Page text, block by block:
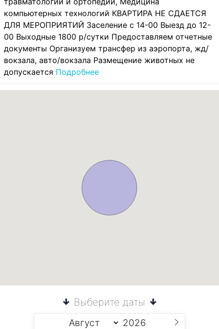
компьютерных технологий КВАРТИРА НЕ СДАЕТСЯ
ДЛЯ МЕРОПРИЯТИЙ Заселение с 14-00 Выезд до 12-
00 Выходные 1800 р/сутки Предоставляем отчетные
документы Организуем трансфер из аэропорта, жд/
вокзала, авто/вокзала Размещение животных не
допускается Подробнее
Выберите даты